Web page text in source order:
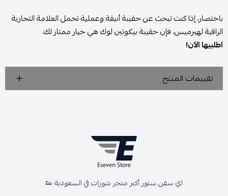
باختصار، إذا كنت تبحث عن حقيبة أنيقة وعملية تحمل العلامة التجارية
الراقية لهيرميس، فإن حقيبة بيكوتين لوك هي خيار ممتاز لك.
اطلبيها الآن!
تقييمات المنتج
اي سفن ستور أكبر متجر شوزات في السعودية 👟